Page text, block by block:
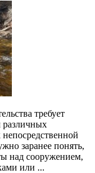
требует
различных
заранее понять,
над сооружением,
или ...